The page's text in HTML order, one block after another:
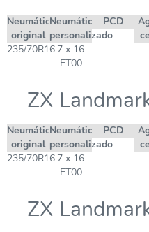
Neumático
original
Neumático
personalizado
PCD
235/70R16 7 x 16
ET00
ZX
Neumático
original
Neumático
personalizado
PCD
235/70R16 7 x 16
ET00
ZX